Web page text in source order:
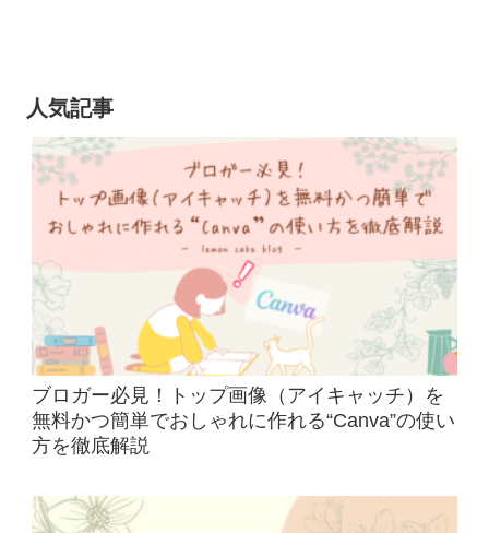
人気記事
ブロガー必見！トップ画像（アイキャッチ）を
無料かつ簡単でおしゃれに作れる“Canva”の使い
方を徹底解説